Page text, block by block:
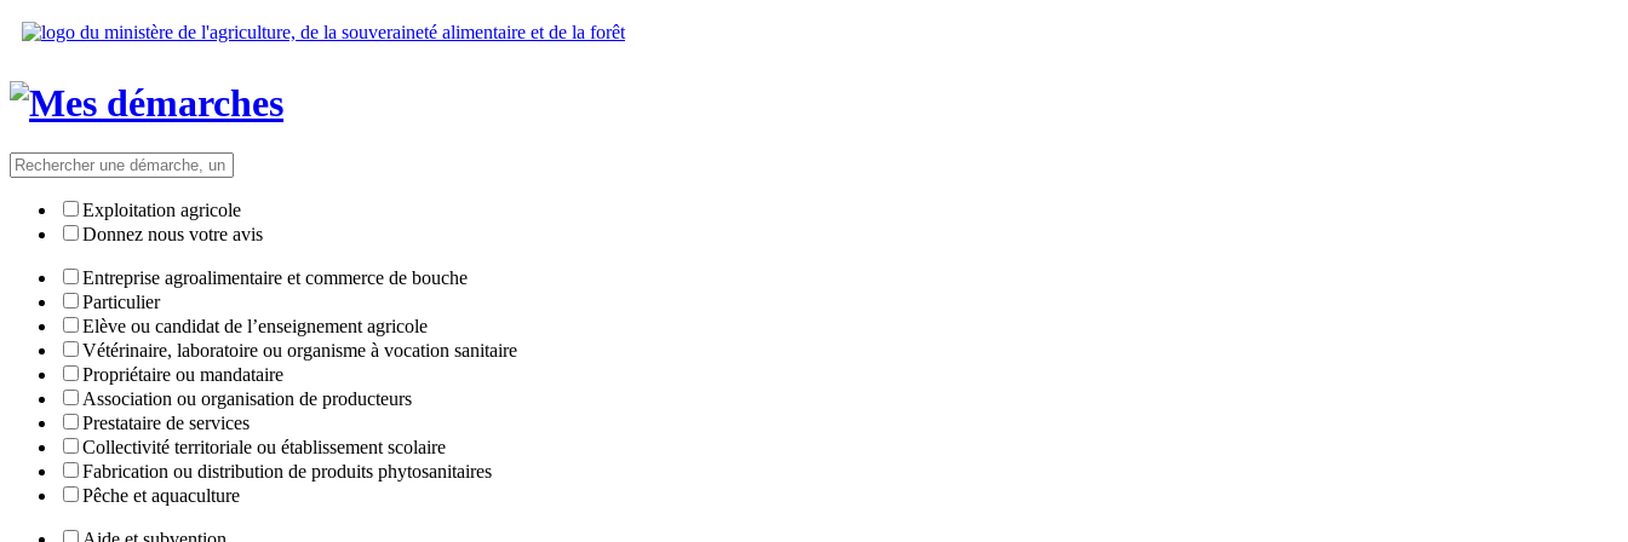
Exploitation agricole
Donnez nous votre avis
Entreprise agroalimentaire et commerce de bouche
Particulier
Elève ou candidat de l’enseignement agricole
Vétérinaire, laboratoire ou organisme à vocation sanitaire
Propriétaire ou mandataire
Association ou organisation de producteurs
Prestataire de services
Collectivité territoriale ou établissement scolaire
Fabrication ou distribution de produits phytosanitaires
Pêche et aquaculture